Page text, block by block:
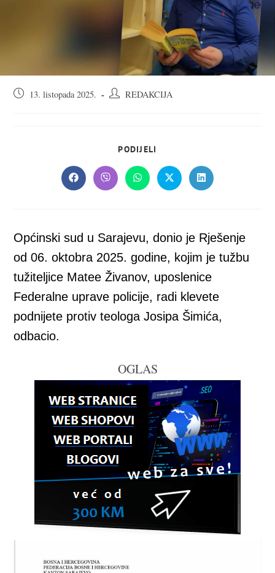
Objava13. listopada 2025.
AutorREDAKCIJA
PODIJELI
CONTENT
Opens
in
Opens
in
Opens
in
Opens
in
Opens
in
Općinski sud u Sarajevu, donio je Rješenje
od 06. oktobra 2025. godine, kojim je tužbu
tužiteljice Matee Živanov, uposlenice
Federalne uprave policije, radi klevete
podnijete protiv teologa Josipa Šimića,
odbacio.
OGLAS